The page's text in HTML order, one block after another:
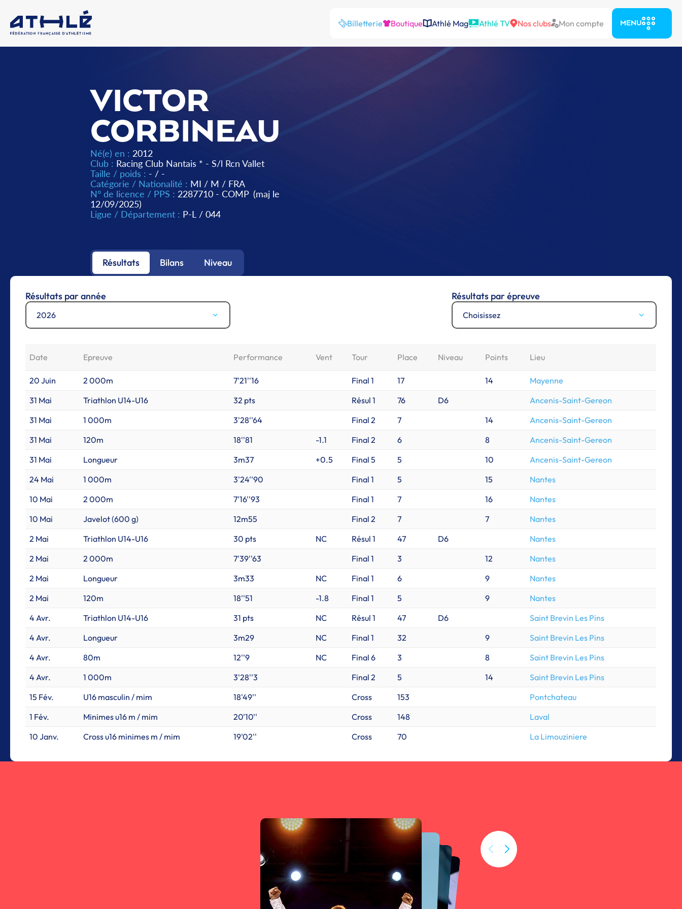
Billetterie Boutique Athlé Mag Athlé TV Nos clubs Mon compte MENU
VICTOR
CORBINEAU
Né(e) en : 2012
Club : Racing Club Nantais * - S/l Rcn Vallet
Taille / poids : - / -
Catégorie / Nationalité : MI / M / FRA
N° de licence / PPS : 2287710 - COMP (maj le
12/09/2025)
Ligue / Département : P-L / 044
Résultats Bilans Niveau
Résultats par année
2026
Résultats par épreuve
Choisissez
Date Epreuve Performance Vent Tour Place Niveau Points Lieu
20 Juin 2 000m 7'21''16 Final 1 17 14
Mayenne
31 Mai
Triathlon U14-U16 32 pts Résul 1 76 D6
Ancenis-Saint-Gereon
31 Mai
1 000m 3'28''64 Final 2 7 14
Ancenis-Saint-Gereon
31 Mai
120m 18''81 -1.1 Final 2 6 8
Ancenis-Saint-Gereon
31 Mai
Longueur 3m37 +0.5 Final 5 5 10
Ancenis-Saint-Gereon
24 Mai
1 000m 3'24''90 Final 1 5 15
Nantes
10 Mai
2 000m 7'16''93 Final 1 7 16
Nantes
10 Mai
Javelot (600 g) 12m55 Final 2 7 7
Nantes
2 Mai
Triathlon U14-U16 30 pts NC Résul 1 47 D6
Nantes
2 Mai
2 000m 7'39''63 Final 1 3 12
Nantes
2 Mai
Longueur 3m33 NC Final 1 6 9
Nantes
2 Mai
120m 18''51 -1.8 Final 1 5 9
Nantes
4 Avr.
Triathlon U14-U16 31 pts NC Résul 1 47 D6
Saint Brevin Les Pins
4 Avr.
Longueur 3m29 NC Final 1 32 9
Saint Brevin Les Pins
4 Avr.
80m 12''9 NC Final 6 3 8
Saint Brevin Les Pins
4 Avr.
1 000m 3'28''3 Final 2 5 14
Saint Brevin Les Pins
15 Fév.
U16 masculin / mim 18'49'' Cross 153
Pontchateau
1 Fév.
Minimes u16 m / mim 20'10'' Cross 148
Laval
10 Janv.
Cross u16 minimes m / mim 19'02'' Cross 70 La Limouziniere